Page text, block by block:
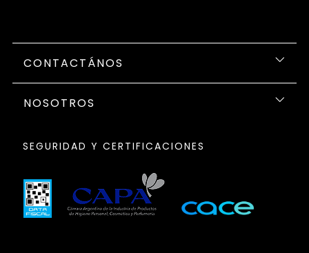
CONTACTÁNOS
NOSOTROS
SEGURIDAD Y CERTIFICACIONES